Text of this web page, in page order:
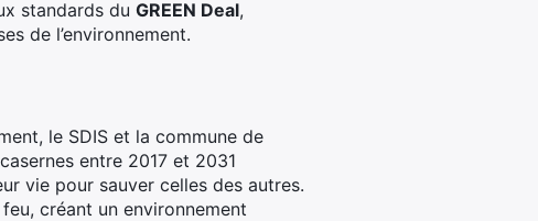
standards du GREEN Deal,
de l’environnement.
le SDIS et la commune de
entre 2017 et 2031
vie pour sauver celles des autres.
créant un environnement